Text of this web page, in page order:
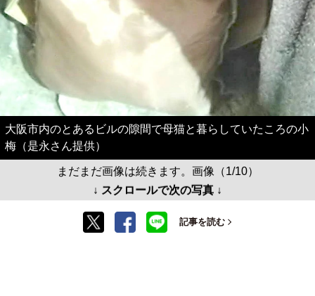
大阪市内のとあるビルの隙間で母猫と暮らしていたころの小
梅（是永さん提供）
まだまだ画像は続きます。画像（1/10）
↓ スクロールで次の写真 ↓
記事を読む